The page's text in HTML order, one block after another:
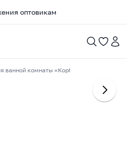
оптовикам
ванной комнаты «Корбо»